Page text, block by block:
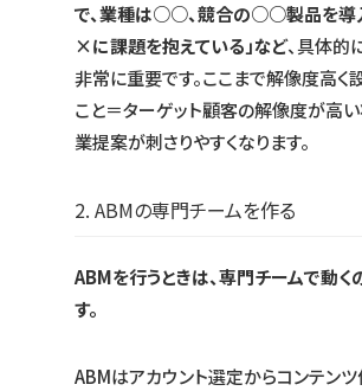
で、業種は○○、競合の○○製品を導
×に課題を抱えている」など、具体的
非常に重要です。ここまで解像度高く
こと＝ターゲット顧客の解像度が高い
業提案が刺さりやすくなります。
2. ABMの専門チームを作る
ABMを行うときは、専門チームで動く
す。
ABMはアカウント選定からコンテン